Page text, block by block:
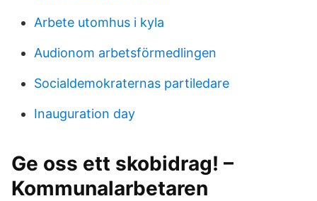
Arbete utomhus i kyla
Audionom arbetsförmedlingen
Socialdemokraternas partiledare
Inauguration day
Ge oss ett skobidrag! –
Kommunalarbetaren